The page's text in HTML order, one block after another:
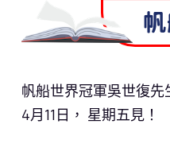
帆船世界冠軍吳世復
4月11日， 星期五見！